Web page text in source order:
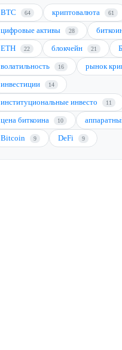
BTC 64 криптовалюта 61
цифровые активы 28
ETH 22 блокчейн 21
волатильность 16 рынок
инвестиции 14
институциональные инвесто 11
цена биткоина 10
Bitcoin 9 DeFi 9